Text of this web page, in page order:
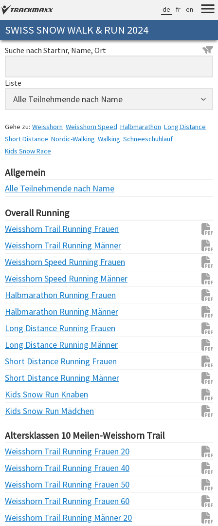
de fr en
SWISS SNOW WALK & RUN 2024
Suche nach Startnr, Name, Ort
Liste
Gehe zu: Weisshorn Weisshorn Speed Halbmarathon Long Distance
Short Distance Nordic-Walking Walking Schneeschuhlauf
Kids Snow Race
Allgemein
Alle Teilnehmende nach Name
Overall Running
Weisshorn Trail Running Frauen
Weisshorn Trail Running Männer
Weisshorn Speed Running Frauen
Weisshorn Speed Running Männer
Halbmarathon Running Frauen
Halbmarathon Running Männer
Long Distance Running Frauen
Long Distance Running Männer
Short Distance Running Frauen
Short Distance Running Männer
Kids Snow Run Knaben
Kids Snow Run Mädchen
Altersklassen 10 Meilen-Weisshorn Trail
Weisshorn Trail Running Frauen 20
Weisshorn Trail Running Frauen 40
Weisshorn Trail Running Frauen 50
Weisshorn Trail Running Frauen 60
Weisshorn Trail Running Männer 20